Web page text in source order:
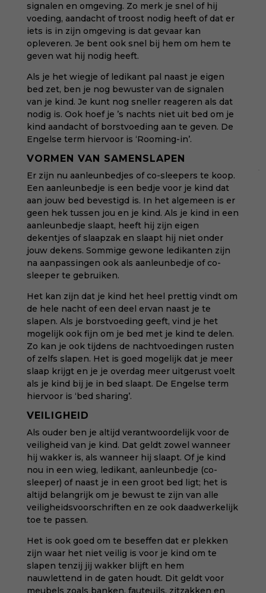
signalen en omgeving. Zo merk je snel of hij
voeding, aandacht of troost nodig heeft of dat er
iets is in zijn omgeving is dat gevaar kan
opleveren. Je bent ook snel bij hem om hem te
geven wat hij nodig heeft.
Als je het wiegje of ledikant pal naast je eigen
bed zet, ben je nog bewuster van de signalen
van je kind. Je kunt nog sneller reageren als dat
nodig is. Ook hoef je ’s nachts niet uit bed om je
kind aandacht of borstvoeding aan te geven. De
Engelse term hiervoor is ‘Rooming-in’.
VORMEN VAN SAMENSLAPEN
Er zijn nu aanleunbedjes of co-sleepers te koop.
Een aanleunbedje is een bedje voor je kind dat
aan jouw bed bevestigd is. In het algemeen is er
geen hek tussen jou en je kind. Als je kind in een
aanleunbedje slaapt, heeft hij zijn eigen
dekentjes of slaapzak en slaapt hij niet onder
jouw dekens. Sommige gewone ledikanten zijn
na aanpassingen ook als aanleunbedje of co-
sleeper te gebruiken.
Het kan zijn dat je kind het heel prettig vindt om
de hele nacht of een deel ervan naast je te
slapen. Als je borstvoeding geeft, vind je het
mogelijk ook fijn om je bed met je kind te delen.
Zo kan je ook tijdens de nachtvoedingen rusten
of zelfs slapen. Het is goed mogelijk dat je meer
slaap krijgt en je je overdag meer uitgerust voelt
als je kind bij je in bed slaapt. De Engelse term
hiervoor is ‘bed sharing’.
VEILIGHEID
Als ouder ben je altijd verantwoordelijk voor de
veiligheid van je kind. Dat geldt zowel wanneer
hij wakker is, als wanneer hij slaapt. Of je kind
nou in een wieg, ledikant, aanleunbedje (co-
sleeper) of naast je in een groot bed ligt; het is
altijd belangrijk om je bewust te zijn van alle
veiligheidsvoorschriften en ze ook daadwerkelijk
toe te passen.
Het is ook goed om te beseffen dat er plekken
zijn waar het niet veilig is voor je kind om te
slapen tenzij jij wakker blijft en hem
nauwlettend in de gaten houdt. Dit geldt voor
meubels zoals banken, fauteuils, zitzakken en